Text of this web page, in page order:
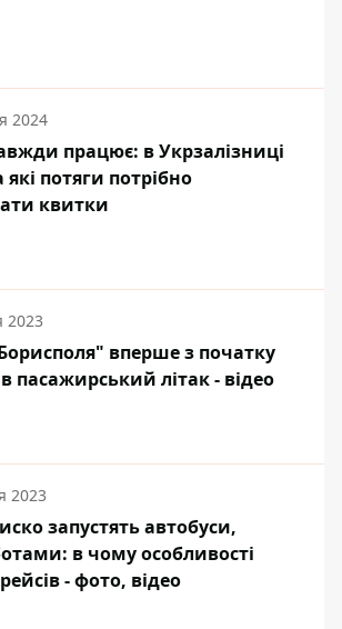
2024
працює: в Укрзалізниці
потяги потрібно
квитки
2023
вперше з початку
пасажирський літак - відео
2023
запустять автобуси,
в чому особливості
- фото, відео